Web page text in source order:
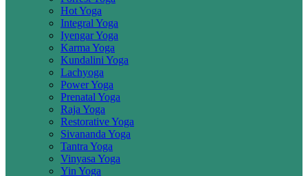
Hot Yoga
Integral Yoga
Iyengar Yoga
Karma Yoga
Kundalini Yoga
Lachyoga
Power Yoga
Prenatal Yoga
Raja Yoga
Restorative Yoga
Sivananda Yoga
Tantra Yoga
Vinyasa Yoga
Yin Yoga